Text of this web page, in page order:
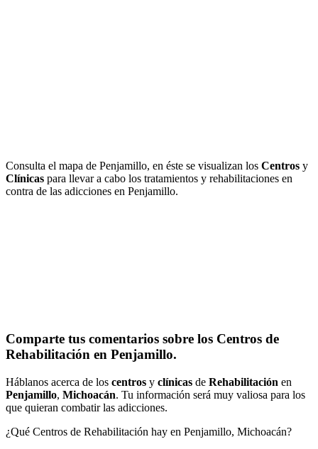
Consulta el mapa de Penjamillo, en éste se visualizan los Centros y
Clínicas para llevar a cabo los tratamientos y rehabilitaciones en
contra de las adicciones en Penjamillo.
Comparte tus comentarios sobre los Centros de
Rehabilitación en Penjamillo.
Háblanos acerca de los centros y clínicas de Rehabilitación en
Penjamillo, Michoacán. Tu información será muy valiosa para los
que quieran combatir las adicciones.
¿Qué Centros de Rehabilitación hay en Penjamillo, Michoacán?